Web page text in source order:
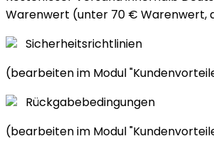
Warenwert (unter 70 € Warenwert,
Sicherheitsrichtlinien
(bearbeiten im Modul
Rückgabebedingungen
(bearbeiten im Modul